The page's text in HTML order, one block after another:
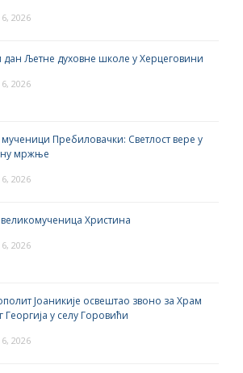
6, 2026
дан Љетне духовне школе у Херцеговини
6, 2026
мученици Пребиловачки: Светлост вере у
мржње
6, 2026
великомученица Христина
6, 2026
Јоаникије освештао звоно за Храм
Георгија у селу Горовићи
6, 2026